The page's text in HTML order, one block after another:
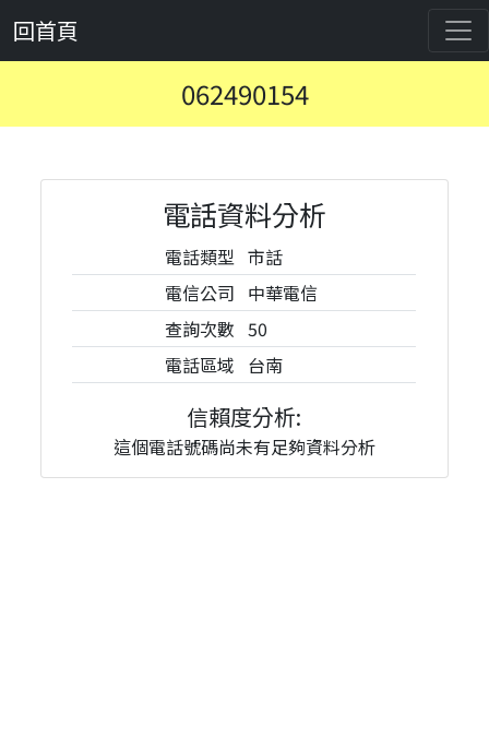
回首頁
062490154
電話資料分析
電話類型 市話
電信公司 中華電信
查詢次數 50
電話區域 台南
信賴度分析:
這個電話號碼尚未有足夠資料分析